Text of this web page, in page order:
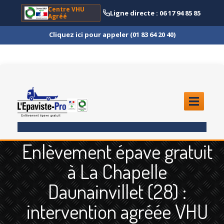
Centre VHU
Agréé
Ligne directe : 06 17 94 85 85
Cliquez ici pour appeler (01 83 64 20 40)
ENLÈVEMENTÉPAVE
Quoi ?
Scooteret Moto
Camionet Poids Lourd
Enlèvement épave gratuit
à La Chapelle
Daunainvillet (28) :
intervention agréée VHU